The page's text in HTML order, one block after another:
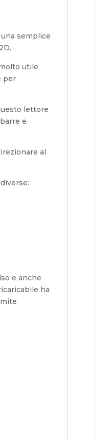
semplice
utile
per
lettore
e
al
e anche
ha